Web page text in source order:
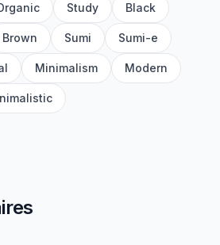
Study Black
Brown Sumi Sumi-e
Minimalism Modern